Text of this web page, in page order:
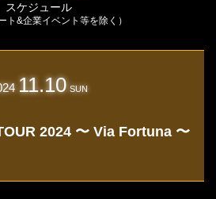
スケジュール
ト&企業イベント等を除く）
11.10 SUN
2024 〜 Via Fortuna 〜